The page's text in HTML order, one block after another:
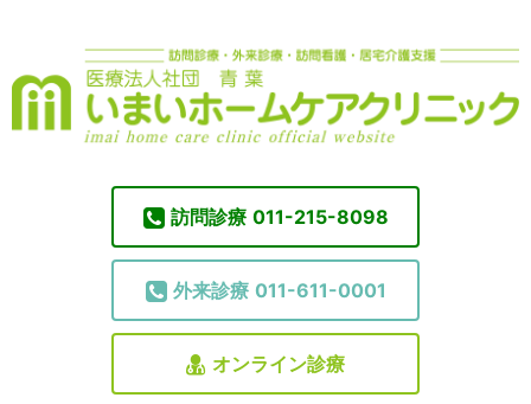
訪問診療 011-215-8098
外来診療 011-611-0001
オンライン診療